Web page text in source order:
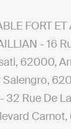
FORT
- 16
62000,
Salengro,
32 Rue De